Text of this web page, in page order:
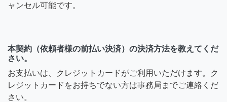
ャンセル可能です。
本契約（依頼者様の前払い決済）の決済方法を教えてくだ
さい。
お支払いは、クレジットカードがご利用いただけます。ク
レジットカードをお持ちでない方は事務局までご連絡くだ
さい。